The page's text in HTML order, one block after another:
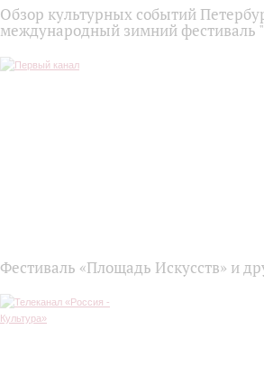
Обзор культурных событий
международный зимний фестиваль
Фестиваль «Площадь Искусств» и